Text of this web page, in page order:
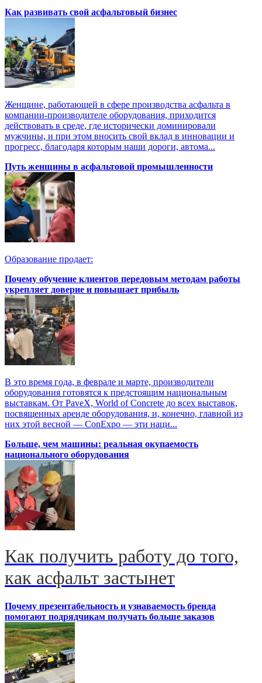
Как развивать свой асфальтовый бизнес
Женщине, работающей в сфере производства асфальта в
компании-производителе оборудования, приходится
действовать в среде, где исторически доминировали
мужчины, и при этом вносить свой вклад в инновации и
прогресс, благодаря которым наши дороги, автома...
Путь женщины в асфальтовой промышленности
Образование продает:
Почему обучение клиентов передовым методам работы
укрепляет доверие и повышает прибыль
В это время года, в феврале и марте, производители
оборудования готовятся к предстоящим национальным
выставкам. От PaveX, World of Concrete до всех выставок,
посвященных аренде оборудования, и, конечно, главной из
них этой весной — ConExpo — эти наци...
Больше, чем машины: реальная окупаемость
национального оборудования
Как получить работу до того,
как асфальт застынет
Почему презентабельность и узнаваемость бренда
помогают подрядчикам получать больше заказов